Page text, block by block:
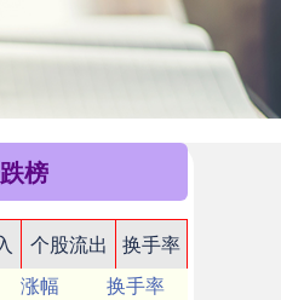
榜
个股流出
换手率
涨幅
换手率